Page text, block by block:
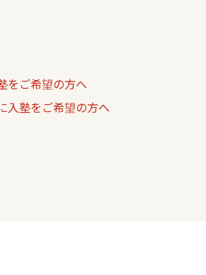
をご希望の方へ
入塾をご希望の方へ